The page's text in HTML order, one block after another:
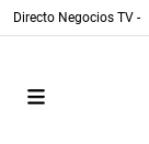
Directo Negocios TV -